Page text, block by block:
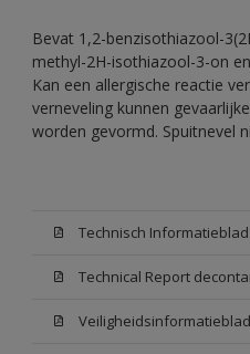
Bevat 1,2-benzisothiazool-
methyl-2H-isothiazool-3-on
Kan een allergische reactie
verneveling kunnen
worden gevormd. Spuitnevel